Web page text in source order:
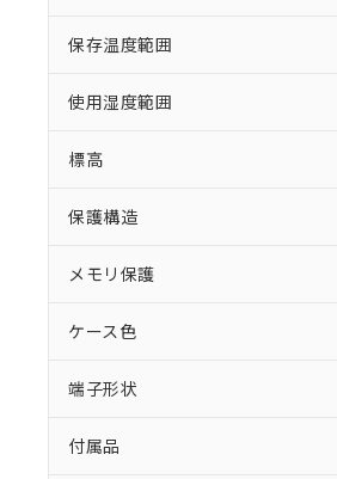
保存温度範囲
使用湿度範囲
標高
保護構造
メモリ保護
ケース色
端子形状
付属品